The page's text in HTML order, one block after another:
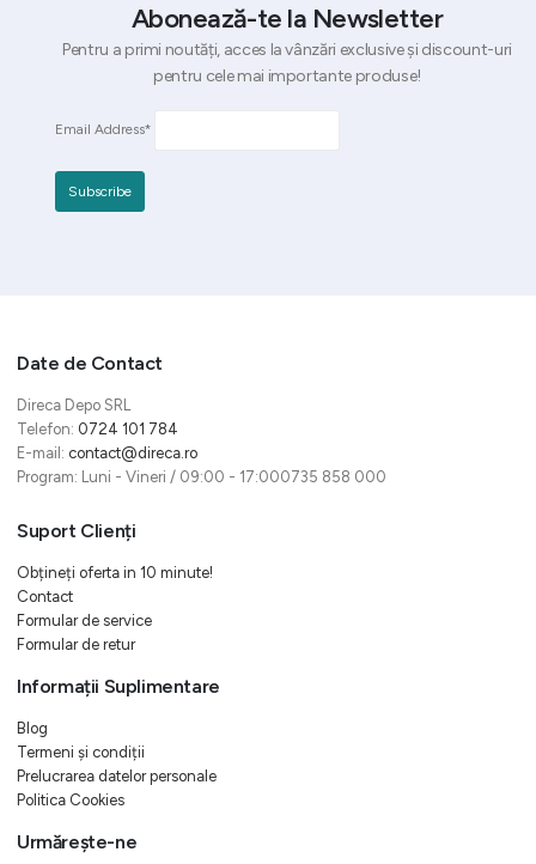
Abonează-te la Newsletter
Pentru a primi noutăți, acces la vânzări exclusive și discount-uri
pentru cele mai importante produse!
Email Address*
Date de Contact
Direca Depo SRL
Telefon: 0724 101 784
E-mail: contact@direca.ro
Program: Luni - Vineri / 09:00 - 17:000735 858 000
Suport Clienți
Obțineți oferta in 10 minute!
Contact
Formular de service
Formular de retur
Informații Suplimentare
Blog
Termeni și condiții
Prelucrarea datelor personale
Politica Cookies
Urmărește-ne